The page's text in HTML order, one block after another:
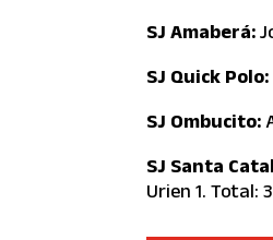
SJ Amaberá:
SJ Quick Polo:
SJ Ombucito:
SJ Santa
Urien 1. Total: